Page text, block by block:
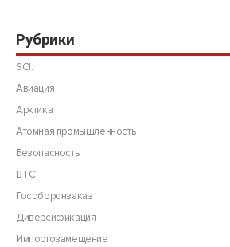
Рубрики
SCI.
Авиация
Арктика
Атомная промышленность
Безопасность
ВТС
Гособоронзаказ
Диверсификация
Импортозамещение